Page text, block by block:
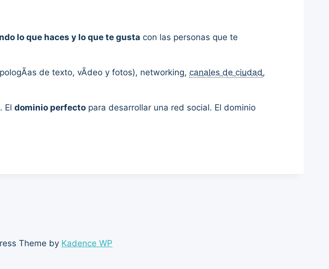
lo que haces y lo que te gusta con las personas que te
de texto, vÃ­deo y fotos), networking, canales de ciudad,
El dominio perfecto para desarrollar una red social. El dominio
Theme by Kadence WP